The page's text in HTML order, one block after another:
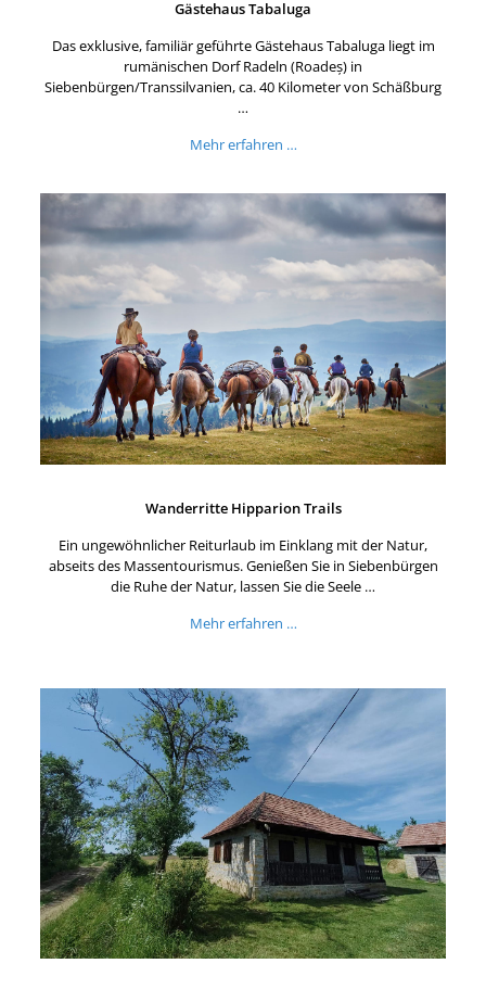
Gästehaus Tabaluga
Das exklusive, familiär geführte Gästehaus Tabaluga liegt im
rumänischen Dorf Radeln (Roadeș) in
Siebenbürgen/Transsilvanien, ca. 40 Kilometer von Schäßburg
…
Mehr erfahren …
Wanderritte Hipparion Trails
Ein ungewöhnlicher Reiturlaub im Einklang mit der Natur,
abseits des Massentourismus. Genießen Sie in Siebenbürgen
die Ruhe der Natur, lassen Sie die Seele …
Mehr erfahren …